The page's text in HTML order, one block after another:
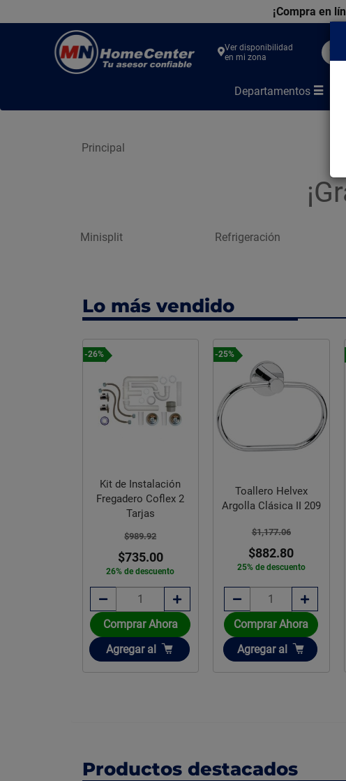
¡Compra en
Center
Ver disponibilidad
en mi zona
Departamentos
Principal
Minisplit Refrigeración
Lo más vendido
-26%
Kit de Instalación
Fregadero Coflex 2
Tarjas
$989.92
$735.00
26% de descuento
Comprar Ahora
Añadir
Agregar al
-25%
Toallero Helvex
Argolla Clásica II 209
$1,177.06
$882.80
25% de descuento
Comprar Ahora
Añadir
Agregar al
Productos destacados